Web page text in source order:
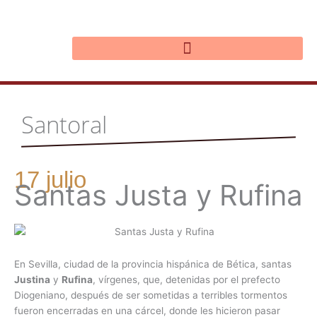
Santoral
17 julio
Santas Justa y Rufina
En Sevilla, ciudad de la provincia hispánica de Bética, santas
Justina y Rufina, vírgenes, que, detenidas por el prefecto
Diogeniano, después de ser sometidas a terribles tormentos
fueron encerradas en una cárcel, donde les hicieron pasar